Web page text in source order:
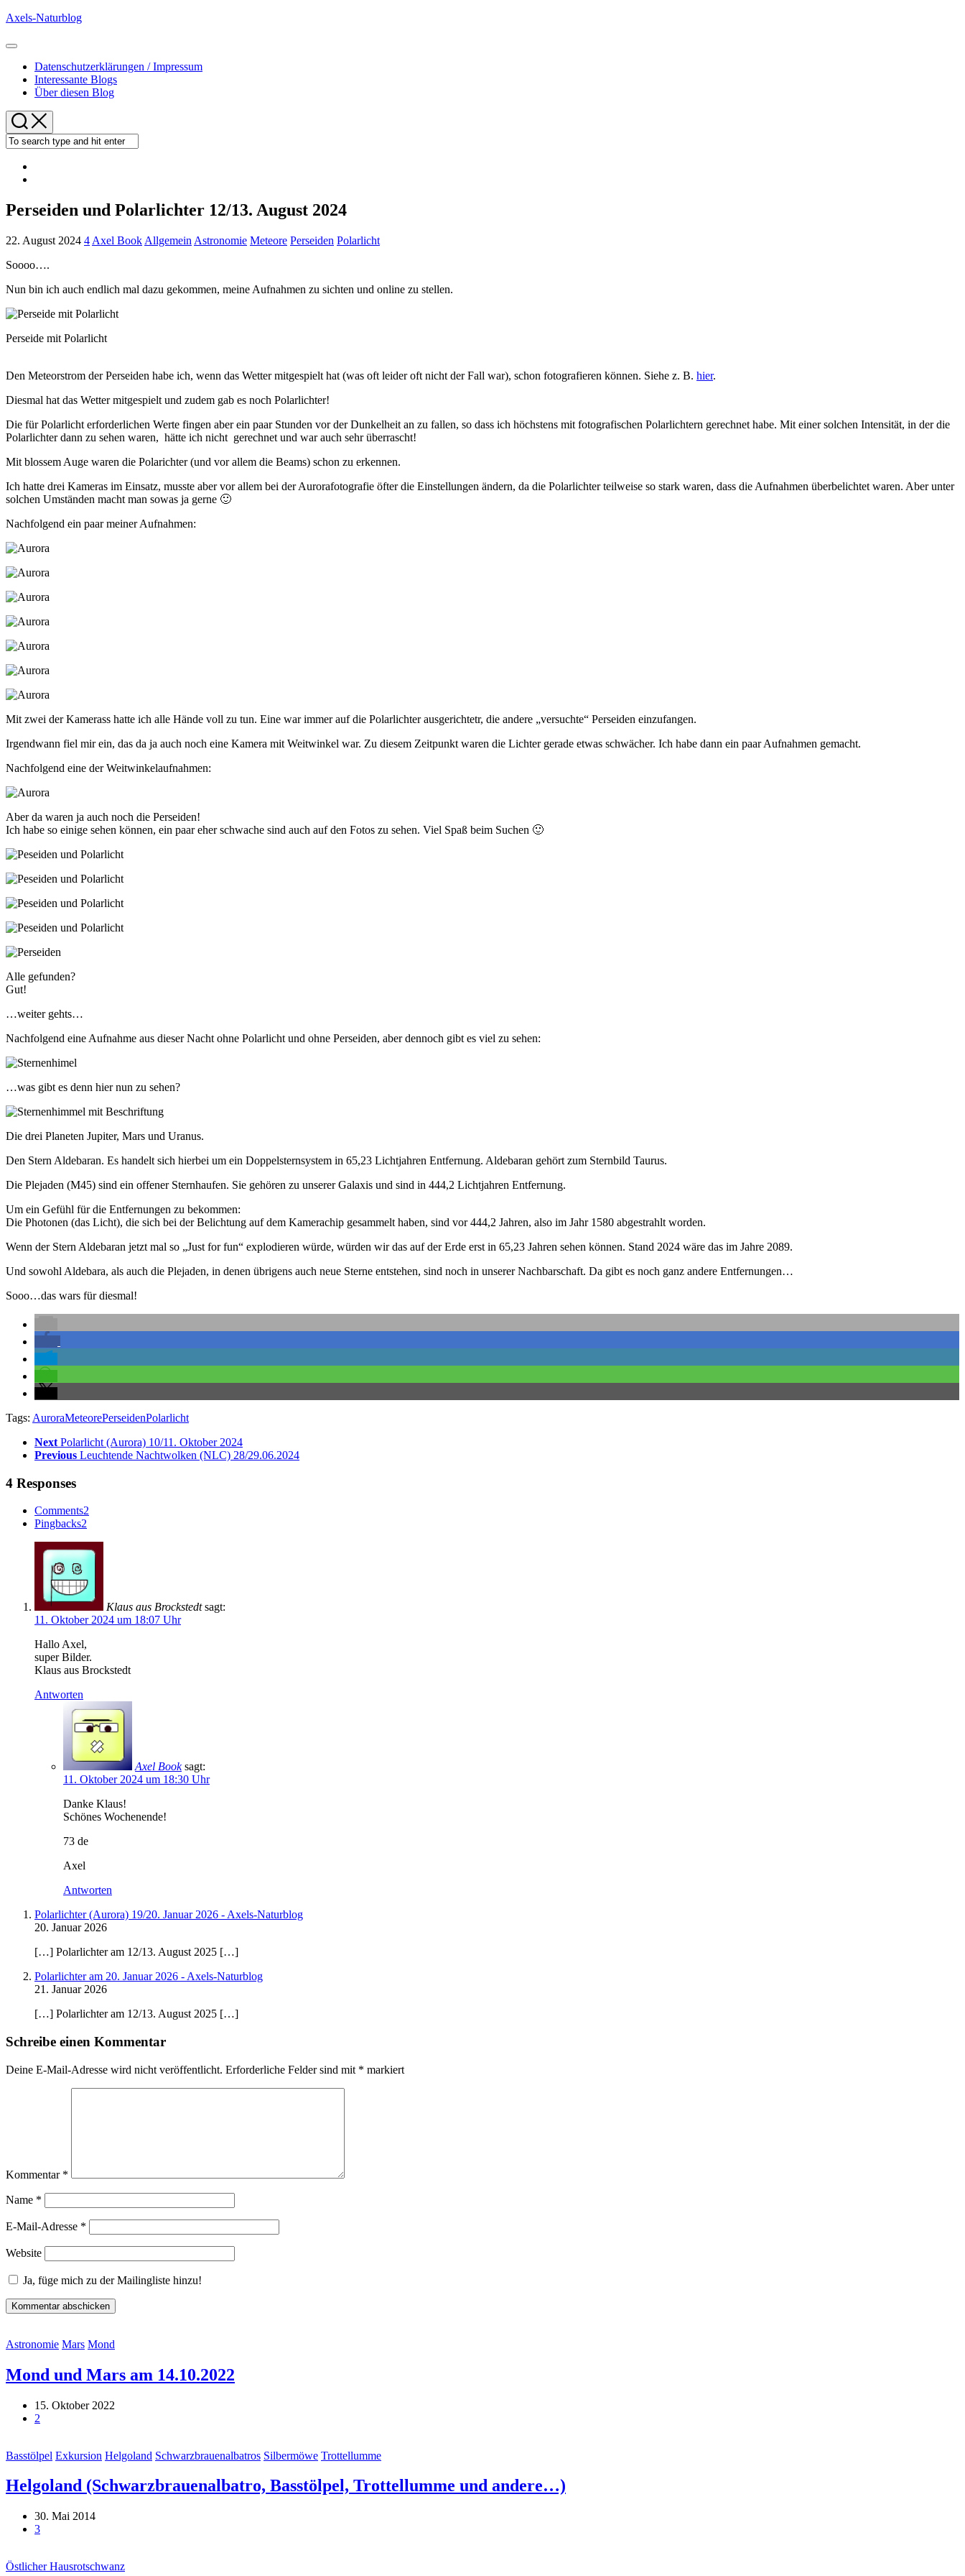
Skip
content
Axels-Naturblog
Expand
Datenschutzerklärungen / Impressum
Interessante Blogs
Über diesen Blog
Perseiden und Polarlichter 12/13. August 2024
22. August 2024 4 Axel Book Allgemein Astronomie Meteore Perseiden Polarlicht
Soooo….
Nun bin ich auch endlich mal dazu gekommen, meine Aufnahmen zu sichten und online zu stellen.
Perseide mit Polarlicht
Den Meteorstrom der Perseiden habe ich, wenn das Wetter mitgespielt hat (was oft leider oft nicht der Fall war), schon fotografieren können. Siehe z. B. hier.
Diesmal hat das Wetter mitgespielt und zudem gab es noch Polarlichter!
Die für Polarlicht erforderlichen Werte fingen aber ein paar Stunden vor der Dunkelheit an zu fallen, so dass ich höchstens mit fotografischen Polarlichtern gerechnet habe. Mit einer solchen Intensität, in der die
Polarlichter dann zu sehen waren, hätte ich nicht gerechnet und war auch sehr überrascht!
Mit blossem Auge waren die Polarichter (und vor allem die Beams) schon zu erkennen.
Ich hatte drei Kameras im Einsatz, musste aber vor allem bei der Aurorafotografie öfter die Einstellungen ändern, da die Polarlichter teilweise so stark waren, dass die Aufnahmen überbelichtet waren. Aber unter
solchen Umständen macht man sowas ja gerne 🙂
Nachfolgend ein paar meiner Aufnahmen:
Mit zwei der Kamerass hatte ich alle Hände voll zu tun. Eine war immer auf die Polarlichter ausgerichtetr, die andere „versuchte“ Perseiden einzufangen.
Irgendwann fiel mir ein, das da ja auch noch eine Kamera mit Weitwinkel war. Zu diesem Zeitpunkt waren die Lichter gerade etwas schwächer. Ich habe dann ein paar Aufnahmen gemacht.
Nachfolgend eine der Weitwinkelaufnahmen:
Aber da waren ja auch noch die Perseiden!
Ich habe so einige sehen können, ein paar eher schwache sind auch auf den Fotos zu sehen. Viel Spaß beim Suchen 🙂
Alle gefunden?
Gut!
…weiter gehts…
Nachfolgend eine Aufnahme aus dieser Nacht ohne Polarlicht und ohne Perseiden, aber dennoch gibt es viel zu sehen:
…was gibt es denn hier nun zu sehen?
Die drei Planeten Jupiter, Mars und Uranus.
Den Stern Aldebaran. Es handelt sich hierbei um ein Doppelsternsystem in 65,23 Lichtjahren Entfernung. Aldebaran gehört zum Sternbild Taurus.
Die Plejaden (M45) sind ein offener Sternhaufen. Sie gehören zu unserer Galaxis und sind in 444,2 Lichtjahren Entfernung.
Um ein Gefühl für die Entfernungen zu bekommen:
Die Photonen (das Licht), die sich bei der Belichtung auf dem Kamerachip gesammelt haben, sind vor 444,2 Jahren, also im Jahr 1580 abgestrahlt worden.
Wenn der Stern Aldebaran jetzt mal so „Just for fun“ explodieren würde, würden wir das auf der Erde erst in 65,23 Jahren sehen können. Stand 2024 wäre das im Jahre 2089.
Und sowohl Aldebara, als auch die Plejaden, in denen übrigens auch neue Sterne entstehen, sind noch in unserer Nachbarschaft. Da gibt es noch ganz andere Entfernungen…
Sooo…das wars für diesmal!
Tags: AuroraMeteorePerseidenPolarlicht
Next Polarlicht (Aurora) 10/11. Oktober 2024
Previous Leuchtende Nachtwolken (NLC) 28/29.06.2024
4 Responses
Comments2
Pingbacks2
Klaus aus Brockstedt sagt:
11. Oktober 2024 um 18:07 Uhr
Hallo Axel,
super Bilder.
Klaus aus Brockstedt
Antworten
Axel Book sagt:
11. Oktober 2024 um 18:30 Uhr
Danke Klaus!
Schönes Wochenende!
73 de
Axel
Antworten
Polarlichter (Aurora) 19/20. Januar 2026 - Axels-Naturblog
20. Januar 2026
[…] Polarlichter am 12/13. August 2025 […]
Polarlichter am 20. Januar 2026 - Axels-Naturblog
21. Januar 2026
[…] Polarlichter am 12/13. August 2025 […]
Schreibe einen Kommentar
Deine E-Mail-Adresse wird nicht veröffentlicht. Erforderliche Felder sind mit * markiert
Kommentar *
Name *
E-Mail-Adresse *
Website
Ja, füge mich zu der Mailingliste hinzu!
Astronomie Mars Mond
Mond und Mars am 14.10.2022
15. Oktober 2022
2
Basstölpel Exkursion Helgoland Schwarzbrauenalbatros Silbermöwe Trottellumme
Helgoland (Schwarzbrauenalbatro, Basstölpel, Trottellumme und andere…)
30. Mai 2014
3
Östlicher Hausrotschwanz